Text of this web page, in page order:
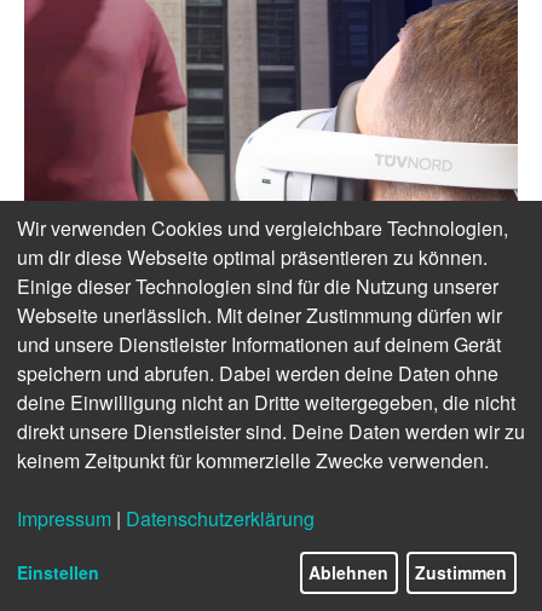
Wir verwenden Cookies und vergleichbare Technologien,
um dir diese Webseite optimal präsentieren zu können.
Einige dieser Technologien sind für die Nutzung unserer
Webseite unerlässlich. Mit deiner Zustimmung dürfen wir
und unsere Dienstleister Informationen auf deinem Gerät
speichern und abrufen. Dabei werden deine Daten ohne
deine Einwilligung nicht an Dritte weitergegeben, die nicht
direkt unsere Dienstleister sind. Deine Daten werden wir zu
keinem Zeitpunkt für kommerzielle Zwecke verwenden.
Impressum | Datenschutzerklärung
Einstellen Ablehnen Zustimmen